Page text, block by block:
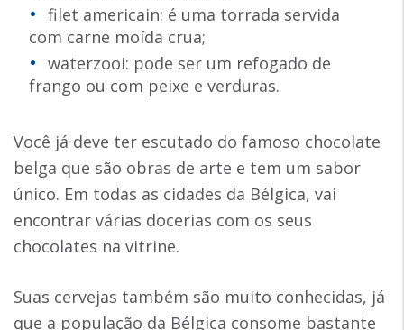
filet americain: é uma torrada servida
com carne moída crua;
waterzooi: pode ser um refogado de
frango ou com peixe e verduras.
Você já deve ter escutado do famoso chocolate
belga que são obras de arte e tem um sabor
único. Em todas as cidades da Bélgica, vai
encontrar várias docerias com os seus
chocolates na vitrine.
Suas cervejas também são muito conhecidas, já
que a população da Bélgica consome bastante